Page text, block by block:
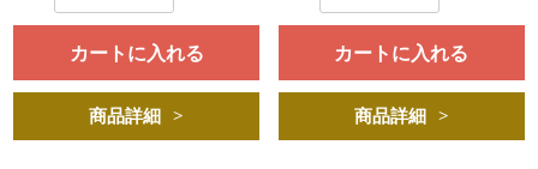
カートに入れる
商品詳細
カートに入れる
商品詳細